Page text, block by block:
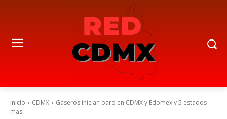
Inicio CDMX
Gaseros inician paro en CDMX y Edomex y 5 estados
mas